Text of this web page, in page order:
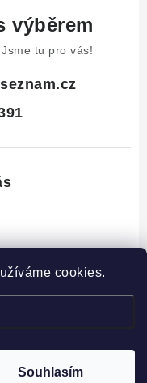
cookies.
Souhlasím
výběrem
tu pro vás!
seznam.cz
práva vyhrazena.